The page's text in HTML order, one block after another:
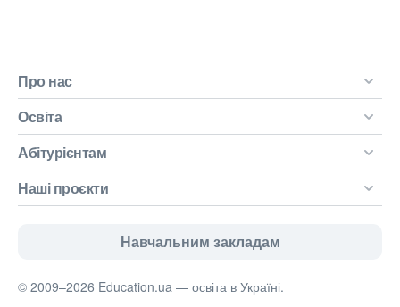
Про нас
Освіта
Абітурієнтам
Наші проєкти
Навчальним закладам
© 2009–2026 Education.ua — освіта в Україні.